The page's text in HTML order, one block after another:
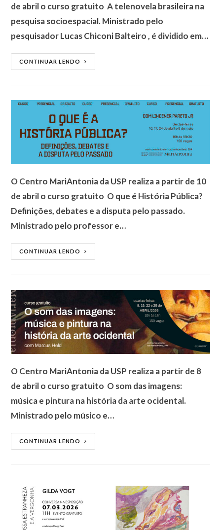
de abril o curso gratuito A telenovela brasileira na
pesquisa socioespacial. Ministrado pelo
pesquisador Lucas Chiconi Balteiro , é dividido em…
CONTINUAR LENDO
O Centro MariAntonia da USP realiza a partir de 10
de abril o curso gratuito O que é História Pública?
Definições, debates e a disputa pelo passado.
Ministrado pelo professor e…
CONTINUAR LENDO
O Centro MariAntonia da USP realiza a partir de 8
de abril o curso gratuito O som das imagens:
música e pintura na história da arte ocidental.
Ministrado pelo músico e…
CONTINUAR LENDO